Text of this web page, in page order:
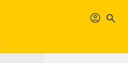
profil search